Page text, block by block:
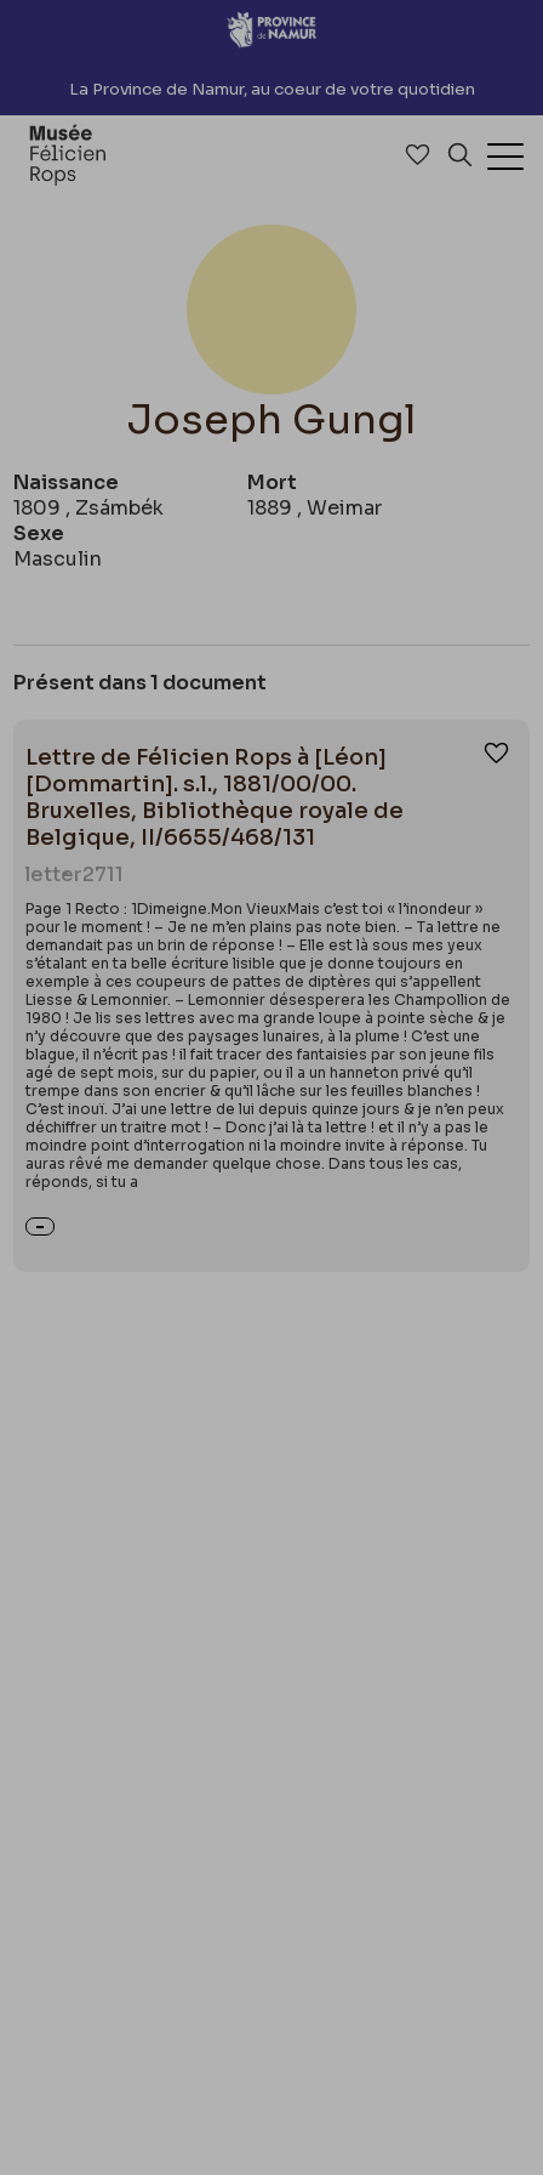
Accèder directement au contenu
La Province de Namur, au coeur de votre quotidien
Accéder à
Joseph Gungl
Naissance
1809 , Zsámbék
Mort
1889 , Weimar
Sexe
Masculin
Présent dans 1 document
Lettre de Félicien Rops à [Léon]
[Dommartin]. s.l., 1881/00/00.
Bruxelles, Bibliothèque royale de
Belgique, II/6655/468/131
letter2711
Page 1 Recto : 1Dimeigne.Mon VieuxMais c’est toi « l’inondeur »
pour le moment ! – Je ne m’en plains pas note bien. – Ta lettre ne
demandait pas un brin de réponse ! – Elle est là sous mes yeux
s’étalant en ta belle écriture lisible que je donne toujours en
exemple à ces coupeurs de pattes de diptères qui s’appellent
Liesse & Lemonnier. – Lemonnier désesperera les Champollion de
1980 ! Je lis ses lettres avec ma grande loupe à pointe sèche & je
n’y découvre que des paysages lunaires, à la plume ! C’est une
blague, il n’écrit pas ! il fait tracer des fantaisies par son jeune fils
agé de sept mois, sur du papier, ou il a un hanneton privé qu’il
trempe dans son encrier & qu’il lâche sur les feuilles blanches !
C’est inouï. J’ai une lettre de lui depuis quinze jours & je n’en peux
déchiffrer un traitre mot ! – Donc j’ai là ta lettre ! et il n’y a pas le
moindre point d’interrogation ni la moindre invite à réponse. Tu
auras rêvé me demander quelque chose. Dans tous les cas,
réponds, si tu a